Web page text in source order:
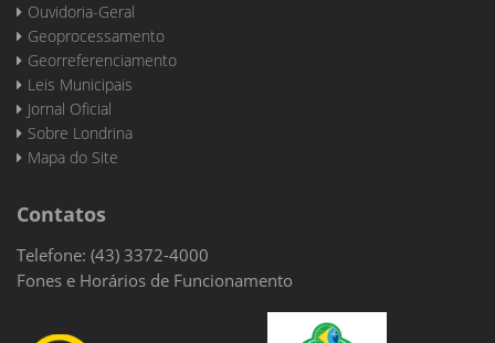
Ouvidoria-Geral
Geoprocessamento
Georreferenciamento
Leis Municipais
Jornal Oficial
Sobre Londrina
Mapa do Site
Contatos
Telefone: (43) 3372-4000
Fones e Horários de Funcionamento